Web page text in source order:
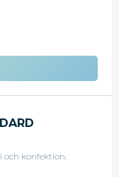
och konfektion.